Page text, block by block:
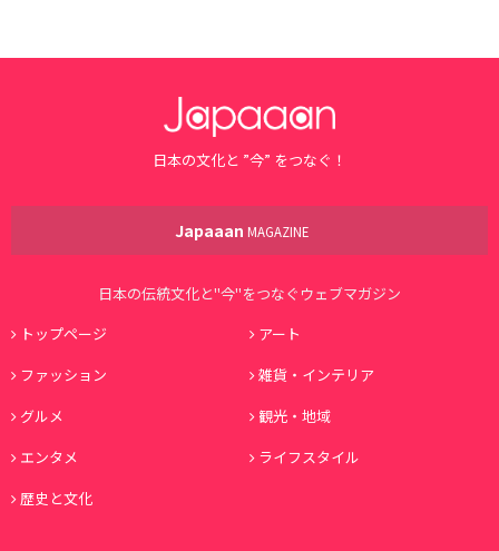
日本の文化と ”今” をつなぐ！
Japaaan MAGAZINE
日本の伝統文化と"今"をつなぐウェブマガジン
トップページ
アート
ファッション
雑貨・インテリア
グルメ
観光・地域
エンタメ
ライフスタイル
歴史と文化